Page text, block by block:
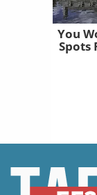
You
Spots